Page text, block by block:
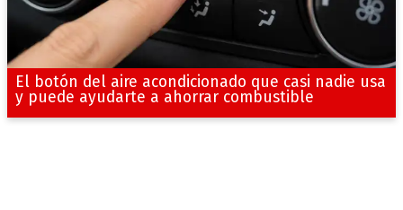
El botón del aire acondicionado que casi nadie usa
y puede ayudarte a ahorrar combustible